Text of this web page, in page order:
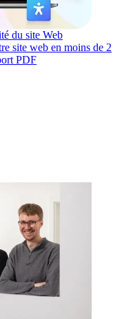
du site Web
site web en moins de 2
PDF